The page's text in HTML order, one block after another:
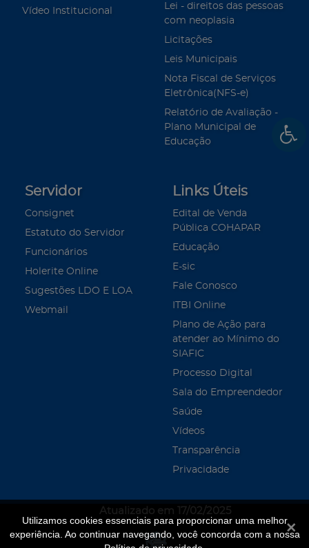
Utilizamos cookies essenciais para proporcionar uma melhor
experiência. Ao continuar navegando, você concorda com a nossa
Vídeo Institucional
Lei - direitos das pessoas
com neoplasia
Licitações
Leis Municipais
Nota Fiscal de Serviços
Eletrônica(NFS-e)
Relatório de Avaliação -
Plano Municipal de
Educação
Servidor
Consignet
Estatuto do Servidor
Funcionários
Holerite Online
Sugestões LDO E LOA
Webmail
Links Úteis
Edital de Venda
Pública COHAPAR
Educação
E-sic
Fale Conosco
ITBI Online
Plano de Ação para
atender ao Mínimo do
SIAFIC
Processo Digital
Sala do Empreendedor
Saúde
Vídeos
Transparência
Privacidade
Atualizado em 17/02/2025